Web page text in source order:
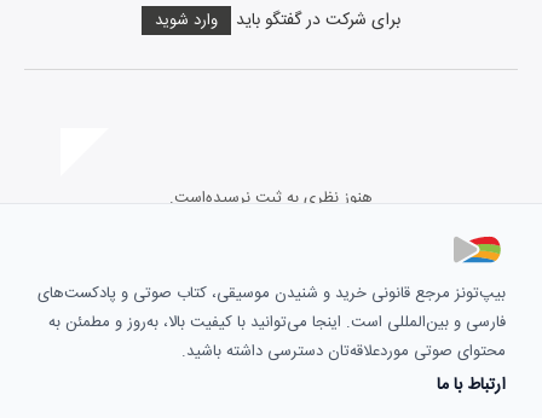
برای شرکت در گفتگو باید وارد شوید
هنوز نظری به ثبت نرسیده‌است.
بیپ‌تونز مرجع قانونی خرید و شنیدن موسیقی، کتاب صوتی و پادکست‌های
فارسی و بین‌المللی است. اینجا می‌توانید با کیفیت بالا، به‌روز و مطمئن به
محتوای صوتی موردعلاقه‌تان دسترسی داشته باشید.
ارتباط با ما